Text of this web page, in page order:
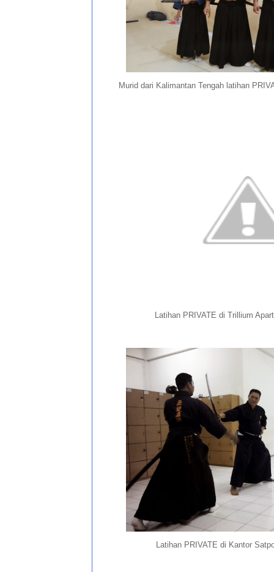
Murid dari Kalimantan Tengah latihan
Latihan PRIVATE di Trillium
Latihan PRIVATE di Kantor